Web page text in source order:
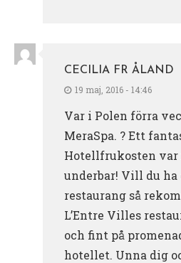
CECILIA FR ÅLAND
19 maj, 2016 - 14:46
Var i Polen förra
MeraSpa. ? Ett
Hotellfrukosten var
underbar! Vill du
restaurang så
L’Entre Villes
och fint på
hotellet. Unna dig